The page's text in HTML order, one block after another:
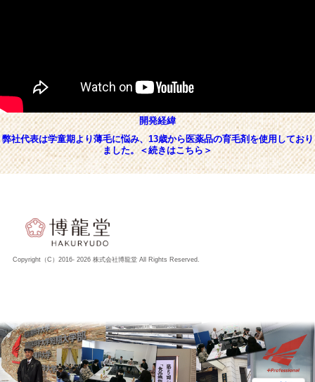
開発経緯
弊社代表は学童期より薄毛に悩み、13歳から医薬品の育毛剤を使用しており
ました。＜続きはこちら＞
Copyright（C）2016- 2026 株式会社博龍堂 All Rights Reserved.